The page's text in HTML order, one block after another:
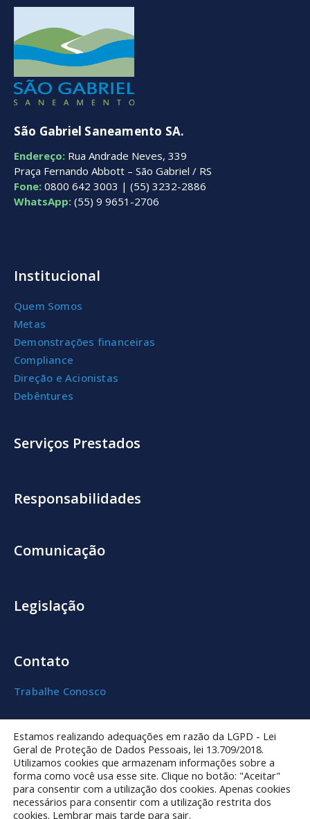
São Gabriel Saneamento SA.
Endereço: Rua Andrade Neves, 339
Praça Fernando Abbott – São Gabriel / RS
Fone: 0800 642 3003 | (55) 3232-2886
WhatsApp: (55) 9 9651-2706
Institucional
Quem Somos
Metas
Demonstrações financeiras
Compliance
Direção e Acionistas
Debêntures
Serviços Prestados
Responsabilidades
Comunicação
Legislação
Contato
Trabalhe Conosco
Autoatendimento
Agência Virtual
Qualidade da água
Perguntas frequentes
Estamos realizando adequações em razão da LGPD - Lei
Geral de Proteção de Dados Pessoais, lei 13.709/2018.
Utilizamos cookies que armazenam informações sobre a
forma como você usa esse site. Clique no botão: "Aceitar"
para consentir com a utilização dos cookies. Apenas cookies
necessários para consentir com a utilização restrita dos
cookies. Lembrar mais tarde para sair.